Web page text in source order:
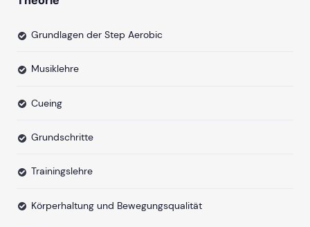
Grundlagen der Step Aerobic
Musiklehre
Cueing
Grundschritte
Trainingslehre
Körperhaltung und Bewegungsqualität